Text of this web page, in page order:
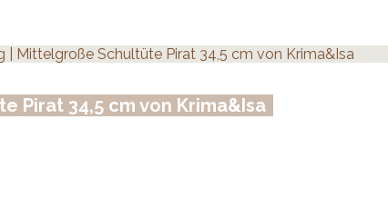
| Mittelgroße Schultüte Pirat 34,5 cm von Krima&Isa
Pirat 34,5 cm von Krima&Isa